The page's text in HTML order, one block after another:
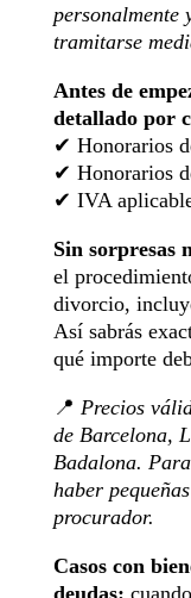
personalmente
tramitarse
Antes de
detallado por
✔ Honorarios
✔ Honorarios
✔ IVA
Sin sorpresas
el
divorcio,
Así sabrás
qué importe
📍 Precios
de Barcelona,
Badalona.
haber
procurador.
Casos con
deudas: